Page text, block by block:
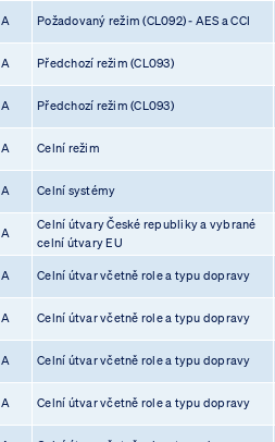
A Požadovaný režim (CL092) - AES a CCI
A Předchozí režim (CL093)
A Předchozí režim (CL093)
A Celní režim
A Celní systémy
A
Celní útvary České republiky a vybrané
celní útvary EU
A Celní útvar včetně role a typu dopravy
A Celní útvar včetně role a typu dopravy
A Celní útvar včetně role a typu dopravy
A Celní útvar včetně role a typu dopravy